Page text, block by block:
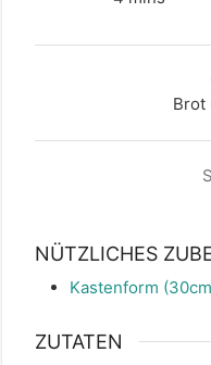
Brot
NÜTZLICHES
Kastenform
ZUTATEN